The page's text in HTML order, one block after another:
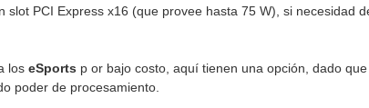
slot PCI Express x16 (que provee hasta 75 W), si necesidad
los eSports p or bajo costo, aquí tienen una opción, dado
poder de procesamiento.